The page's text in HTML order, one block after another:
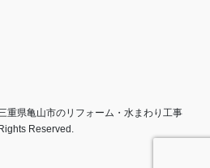
重県亀山市のリフォーム・水まわり工事
Reserved.